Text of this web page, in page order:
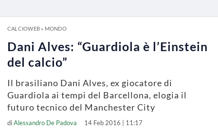
CALCIOWEB» MONDO
Dani Alves: “Guardiola è l’Einstein
del calcio”
Il brasiliano Dani Alves, ex giocatore di
Guardiola ai tempi del Barcellona, elogia il
futuro tecnico del Manchester City
diAlessandro De Padova 14 Feb 2016 | 11:17